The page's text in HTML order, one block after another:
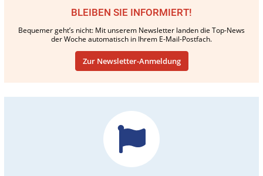
BLEIBEN SIE INFORMIERT!
Bequemer geht’s nicht: Mit unserem Newsletter landen die Top-News
der Woche automatisch in Ihrem E-Mail-Postfach.
Zur Newsletter-Anmeldung